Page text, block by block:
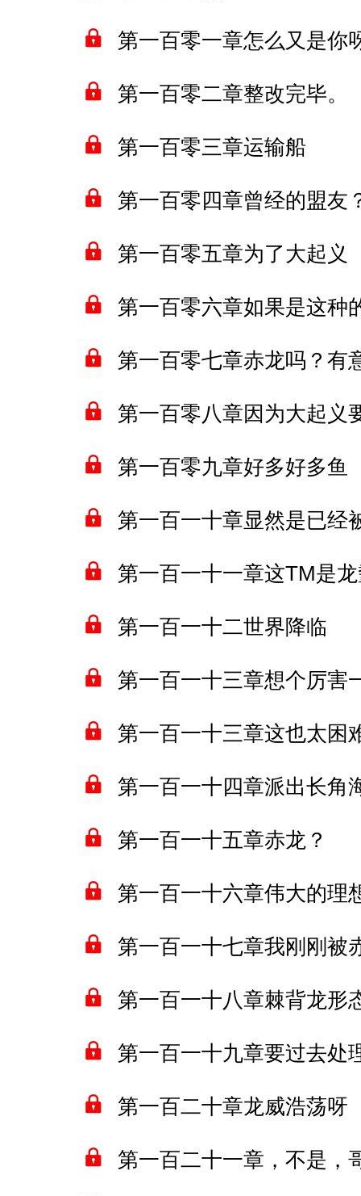
第一百零一章怎么又是你
第一百零二章整改完毕。
第一百零三章运输船
第一百零四章曾经的盟友
第一百零五章为了大起义
第一百零六章如果是这种
第一百零七章赤龙吗？有
第一百零八章因为大起义
第一百零九章好多好多鱼
第一百一十章显然是已经
第一百一十一章这TM是
第一百一十二世界降临
第一百一十三章想个厉害
第一百一十三章这也太困
第一百一十四章派出长角
第一百一十五章赤龙？
第一百一十六章伟大的理
第一百一十七章我刚刚被
第一百一十八章棘背龙形
第一百一十九章要过去处
第一百二十章龙威浩荡呀
第一百二十一章，不是，